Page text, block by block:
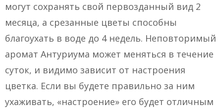
могут сохранять свой первозданный вид 2
месяца, а срезанные цветы способны
благоухать в воде до 4 недель. Неповторимый
аромат Антуриума может меняться в течение
суток, и видимо зависит от настроения
цветка. Если вы будете правильно за ним
ухаживать, «настроение» его будет отличным